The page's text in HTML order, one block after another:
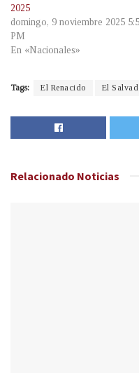
2025
domingo, 9 noviembre 2025
PM
En «Nacionales»
Tags: El Renacido El
Relacionado Noticias